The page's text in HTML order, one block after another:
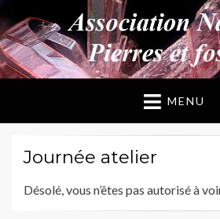
ANPF
Association Nantaise Pierres et
MENU
Journée atelier
Désolé, vous n’êtes pas autorisé à